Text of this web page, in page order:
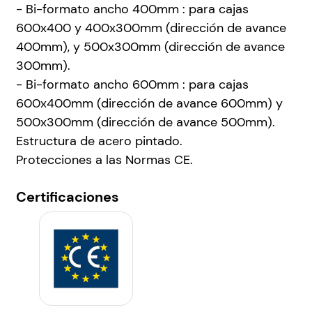
- Bi-formato ancho 400mm : para cajas
600x400 y 400x300mm (dirección de avance
400mm), y 500x300mm (dirección de avance
300mm).
- Bi-formato ancho 600mm : para cajas
600x400mm (dirección de avance 600mm) y
500x300mm (dirección de avance 500mm).
Estructura de acero pintado.
Protecciones a las Normas CE.
Certificaciones